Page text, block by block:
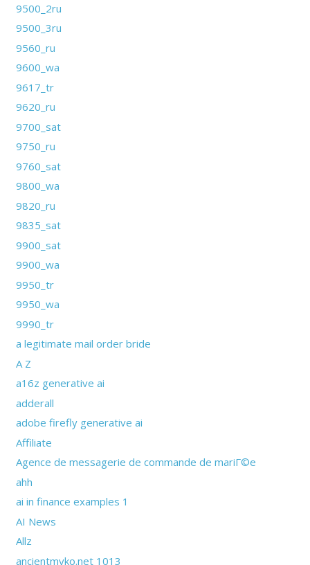
9500_2ru
9500_3ru
9560_ru
9600_wa
9617_tr
9620_ru
9700_sat
9750_ru
9760_sat
9800_wa
9820_ru
9835_sat
9900_sat
9900_wa
9950_tr
9950_wa
9990_tr
a legitimate mail order bride
A Z
a16z generative ai
adderall
adobe firefly generative ai
Affiliate
Agence de messagerie de commande de mariГ©e
ahh
ai in finance examples 1
AI News
Allz
ancientmyko.net 1013